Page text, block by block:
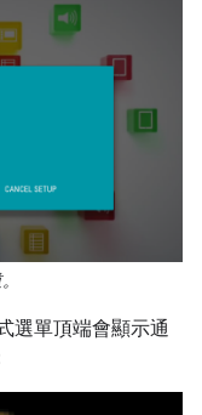
選單頂端會顯示通